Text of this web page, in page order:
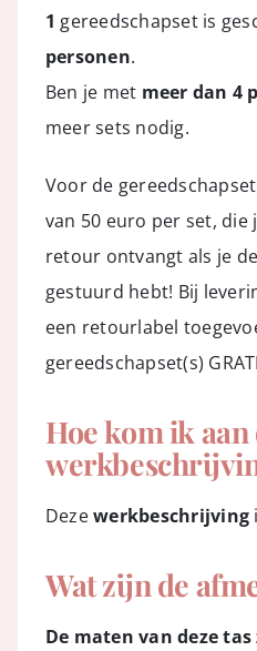
1 gereedschapset is
personen.
Ben je met meer dan 4
meer sets nodig.
Voor de
van 50 euro per set,
retour ontvangt als je
gestuurd hebt! Bij
een retourlabel
gereedschapset(s)
Hoe kom ik aan
Dezewerkbeschrijving
Wat zijn de
De maten van deze